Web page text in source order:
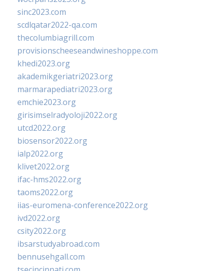
sinc2023.com
scdlqatar2022-qa.com
thecolumbiagrill.com
provisionscheeseandwineshoppe.com
khedi2023.org
akademikgeriatri2023.org
marmarapediatri2023.org
emchie2023.org
girisimselradyoloji2022.org
utcd2022.org
biosensor2022.org
ialp2022.org
klivet2022.org
ifac-hms2022.org
taoms2022.org
iias-euromena-conference2022.org
ivd2022.org
csity2022.org
ibsarstudyabroad.com
bennusehgall.com